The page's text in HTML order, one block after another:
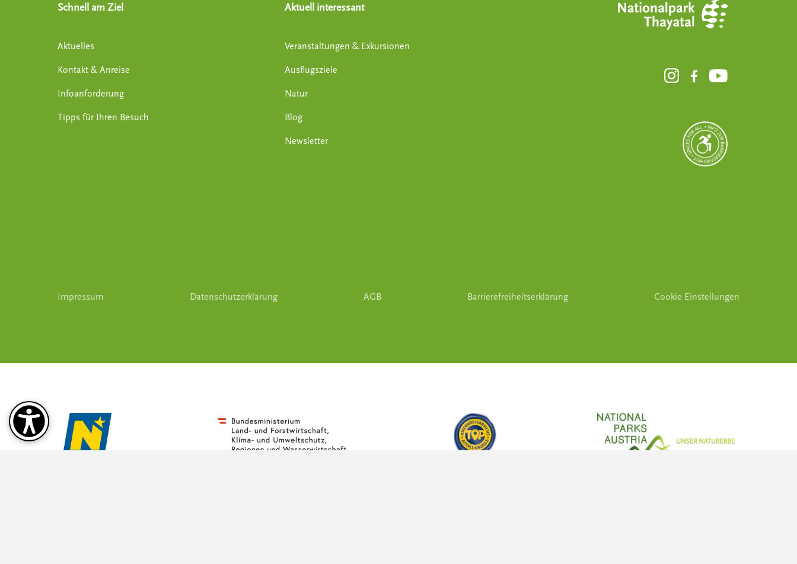
Schnell am Ziel
Aktuelles
Kontakt & Anreise
Infoanforderung
Tipps für Ihren Besuch
Aktuell interessant
Veranstaltungen & Exkursionen
Ausflugsziele
Natur
Blog
Newsletter
Impressum Datenschutzerklärung AGB Barrierefreiheitserklärung Cookie Einstellungen